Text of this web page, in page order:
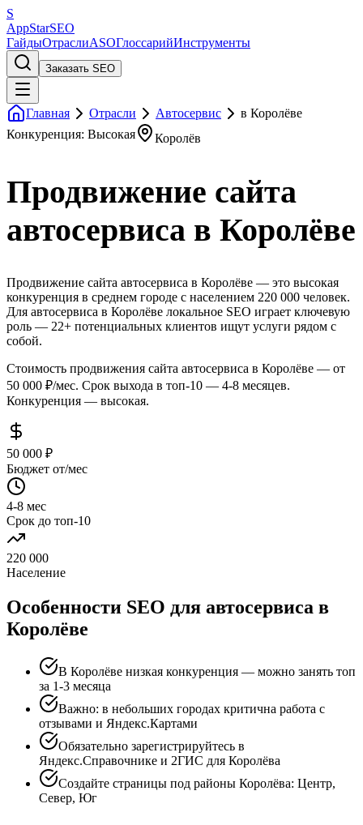
S
AppStarSEO
ГайдыОтраслиASOГлоссарийИнструменты
Заказать SEO
Главная Отрасли Автосервис
в Королёве
Конкуренция: Высокая
Королёв
Продвижение сайта
автосервиса в Королёве
Продвижение сайта автосервиса в Королёве — это высокая
конкуренция в среднем городе с населением 220 000 человек.
Для автосервиса в Королёве локальное SEO играет ключевую
роль — 22+ потенциальных клиентов ищут услуги рядом с
собой.
Стоимость продвижения сайта автосервиса в Королёве — от
50 000 ₽/мес. Срок выхода в топ-10 — 4-8 месяцев.
Конкуренция — высокая.
50 000 ₽
Бюджет от/мес
4-8 мес
Срок до топ-10
220 000
Население
Особенности SEO для автосервиса в
Королёве
В Королёве низкая конкуренция — можно занять топ
за 1-3 месяца
Важно: в небольших городах критична работа с
отзывами и Яндекс.Картами
Обязательно зарегистрируйтесь в
Яндекс.Справочнике и 2ГИС для Королёва
Создайте страницы под районы Королёва: Центр,
Север, Юг